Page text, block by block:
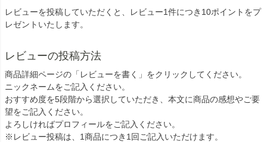
レビューを投稿していただくと、レビュー1件につき10ポイントをプ
レゼントいたします。
レビューの投稿方法
商品詳細ページの「レビューを書く」をクリックしてください。
ニックネームをご記入ください。
おすすめ度を5段階から選択していただき、本文に商品の感想やご要
望をご記入ください。
よろしければプロフィールをご記入ください。
※レビュー投稿は、1商品につき1回ご記入いただけます。